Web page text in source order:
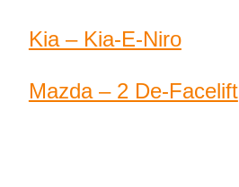
Kia – Kia-E-Niro
Mazda – 2 De-Facelift